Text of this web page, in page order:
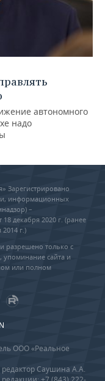
автономного
надо
Зарегистрировано
информационных
–
декабря 2020 г. (ранее
г.)
разрешено только с
упоминание сайта и
или полном
ООО «Реальное
Саушина А.А.